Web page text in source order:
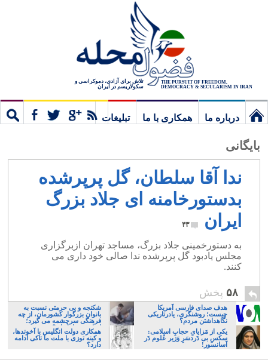
THE PURSUIT OF FREEDOM,
DEMOCRACY & SECULARISM IN IRAN
تلاش برای آزادی، دموکراسی و
سکولاریسم در ایران
درباره ما همکاری با ما
تبلیغات
بایگانی
ندا آقا سلطان، گل پرپرشده
بدستورخامنه ای جلاد بزرگ
ایران
۴۳
به دستورخمینی جلاد بزرگ، مساجد تهران ازبرگزاری
مجلس یادبود گل پرپرشده ندا صالی خود داری می
کنند.
۵۸ پخش
هدف صدای فارسی آمریکا
چیست؛ روشنگری، یادرتاریکی
نگاهداشتن مردم؟
شکنجه و بی حرمتی نسبت به
بانوان بزرگوار کشورمان، از چه
فرهنگی سرچشمه می گیرد؛
ایرانی، و یا تازیان؟
یکی از مَزایایِ حجابِ اسلامی:
سکسِ بی دَردسَرِ وَزیر عُلوم دَر
آسانسور!
همکاری دولت انگلیس با آخوندها،
و کینه توزی با ملت ما تاکی ادامه
دارد؟